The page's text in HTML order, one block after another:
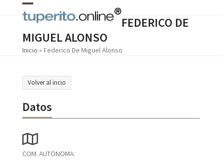
Open
mobile
menu
Close
mobile
menu
FEDERICO DE
MIGUEL ALONSO
Inicio » Federico De Miguel Alonso
Volver al incio
Datos
COM. AUTÓNOMA: